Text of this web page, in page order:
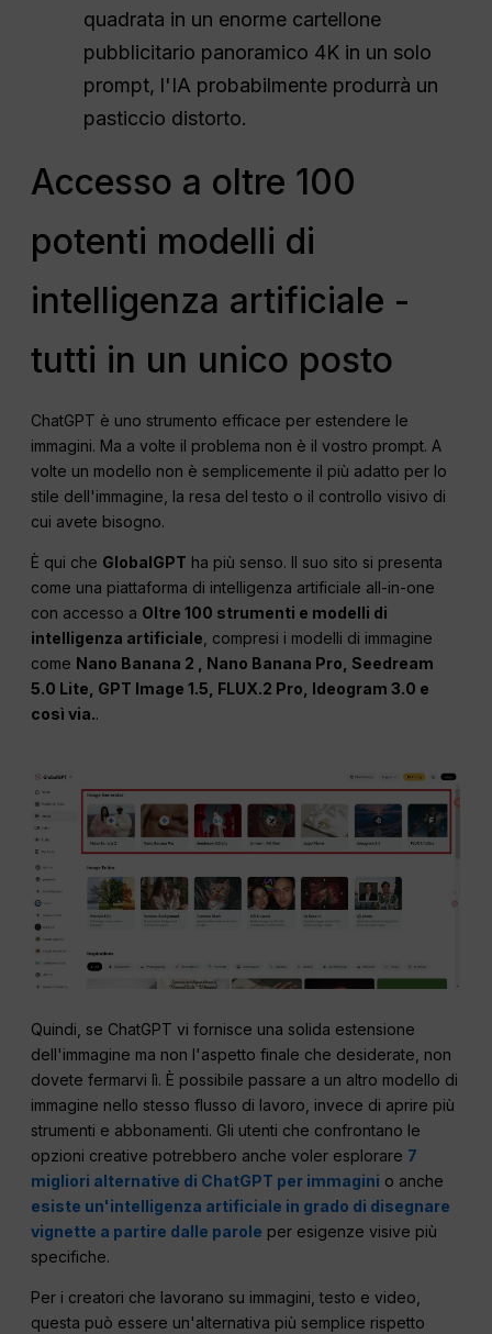
quadrata in un enorme cartellone
pubblicitario panoramico 4K in un solo
prompt, l'IA probabilmente produrrà un
pasticcio distorto.
Accesso a oltre 100
potenti modelli di
intelligenza artificiale -
tutti in un unico posto
ChatGPT è uno strumento efficace per estendere le
immagini. Ma a volte il problema non è il vostro prompt. A
volte un modello non è semplicemente il più adatto per lo
stile dell'immagine, la resa del testo o il controllo visivo di
cui avete bisogno.
È qui che GlobalGPT ha più senso. Il suo sito si presenta
come una piattaforma di intelligenza artificiale all-in-one
con accesso a Oltre 100 strumenti e modelli di
intelligenza artificiale, compresi i modelli di immagine
come Nano Banana 2 , Nano Banana Pro, Seedream
5.0 Lite, GPT Image 1.5, FLUX.2 Pro, Ideogram 3.0 e
così via..
Quindi, se ChatGPT vi fornisce una solida estensione
dell'immagine ma non l'aspetto finale che desiderate, non
dovete fermarvi lì. È possibile passare a un altro modello di
immagine nello stesso flusso di lavoro, invece di aprire più
strumenti e abbonamenti. Gli utenti che confrontano le
opzioni creative potrebbero anche voler esplorare 7
migliori alternative di ChatGPT per immagini o anche
esiste un'intelligenza artificiale in grado di disegnare
vignette a partire dalle parole per esigenze visive più
specifiche.
Per i creatori che lavorano su immagini, testo e video,
questa può essere un'alternativa più semplice rispetto